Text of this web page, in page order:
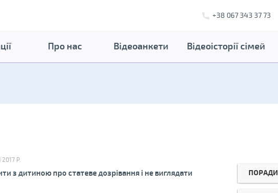
+38 067 343 37 73
Про нас Відеоанкети Відеоісторії сімей
Р.
з дитиною про статеве дозрівання і не виглядати
ПОРАДИ